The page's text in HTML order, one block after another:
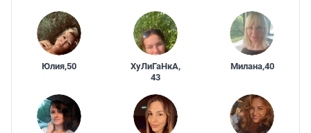
Юлия,50 ХуЛиГаНкА,
43
Милана,40